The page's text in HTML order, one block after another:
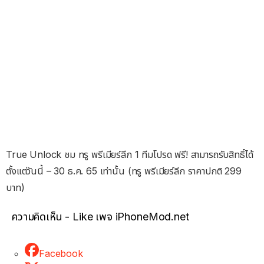
True Unlock ชม ทรู พรีเมียร์ลีก 1 ทีมโปรด ฟรี! สามารถรับสิทธิ์ได้
ตั้งแต่วันนี้ – 30 ธ.ค. 65 เท่านั้น (ทรู พรีเมียร์ลีก ราคาปกติ 299
บาท)
ความคิดเห็น - Like เพจ iPhoneMod.net
Facebook